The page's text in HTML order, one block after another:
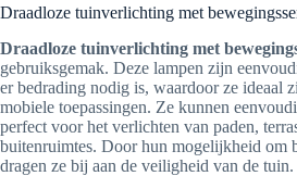
Draadloze tuinverlichting met
Draadloze tuinverlichting met
gebruiksgemak. Deze lampen zijn
er bedrading nodig is, waardoor ze ideaal
mobiele toepassingen. Ze kunnen
perfect voor het verlichten van paden,
buitenruimtes. Door hun mogelijkheid om
dragen ze bij aan de veiligheid van de tuin.